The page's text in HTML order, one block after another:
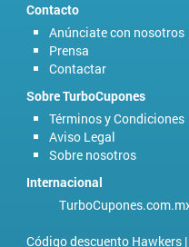
Contacto
Anúnciate con nosotros
Prensa
Contactar
Sobre TurboCupones
Términos y Condiciones
Aviso Legal
Sobre nosotros
Internacional
Código descuento Hawkers|